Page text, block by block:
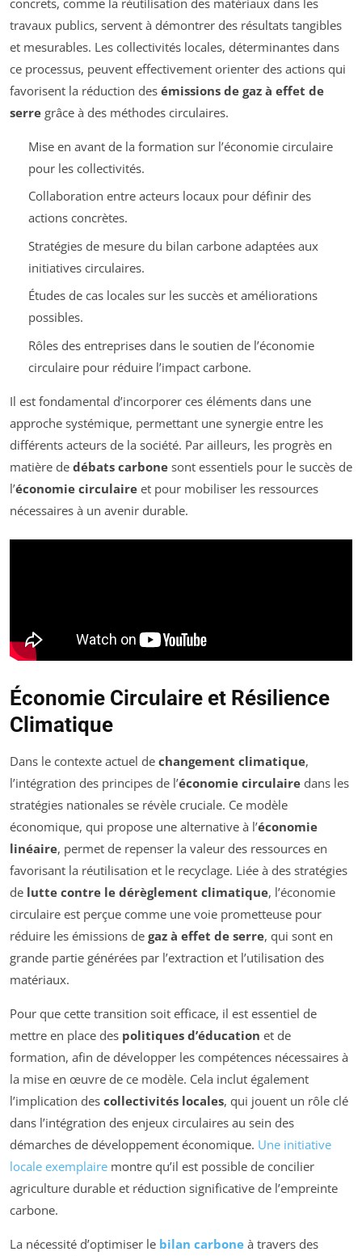
travaux publics, servent à démontrer des résultats tangibles
et mesurables. Les collectivités locales, déterminantes dans
ce processus, peuvent effectivement orienter des actions qui
favorisent la réduction des émissions de gaz à effet de
serre grâce à des méthodes circulaires.
Mise en avant de la formation sur l’économie circulaire
pour les collectivités.
Collaboration entre acteurs locaux pour définir des
actions concrètes.
Stratégies de mesure du bilan carbone adaptées aux
initiatives circulaires.
Études de cas locales sur les succès et améliorations
possibles.
Rôles des entreprises dans le soutien de l’économie
circulaire pour réduire l’impact carbone.
Il est fondamental d’incorporer ces éléments dans une
approche systémique, permettant une synergie entre les
différents acteurs de la société. Par ailleurs, les progrès en
matière de débats carbone sont essentiels pour le succès de
l’économie circulaire et pour mobiliser les ressources
nécessaires à un avenir durable.
Économie Circulaire et Résilience
Climatique
Dans le contexte actuel de changement climatique,
l’intégration des principes de l’économie circulaire dans les
stratégies nationales se révèle cruciale. Ce modèle
économique, qui propose une alternative à l’économie
linéaire, permet de repenser la valeur des ressources en
favorisant la réutilisation et le recyclage. Liée à des stratégies
de lutte contre le dérèglement climatique, l’économie
circulaire est perçue comme une voie prometteuse pour
réduire les émissions de gaz à effet de serre, qui sont en
grande partie générées par l’extraction et l’utilisation des
matériaux.
Pour que cette transition soit efficace, il est essentiel de
mettre en place des politiques d’éducation et de
formation, afin de développer les compétences nécessaires à
la mise en œuvre de ce modèle. Cela inclut également
l’implication des collectivités locales, qui jouent un rôle clé
dans l’intégration des enjeux circulaires au sein des
démarches de développement économique. Une initiative
locale exemplaire montre qu’il est possible de concilier
agriculture durable et réduction significative de l’empreinte
carbone.
La nécessité d’optimiser le bilan carbone à travers des